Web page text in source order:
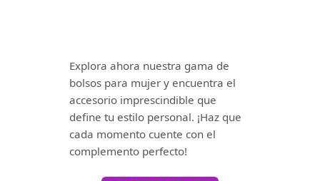
Explora ahora nuestra gama de
bolsos para mujer y encuentra el
accesorio imprescindible que
define tu estilo personal. ¡Haz que
cada momento cuente con el
complemento perfecto!